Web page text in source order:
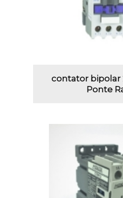
contator bipolar
Ponte